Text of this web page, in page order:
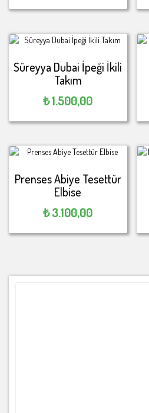
Süreyya Dubai İpeği İkili
Takım
₺1.500,00
Prenses Abiye Tesettür
Elbise
₺3.100,00